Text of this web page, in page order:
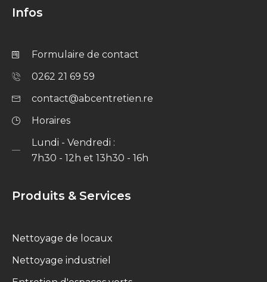
Infos
Formulaire de contact
0262 21 69 59
contact@abcentretien.re
Horaires
Lundi - Vendredi :
7h30 - 12h et 13h30 - 16h
Produits & Services
Nettoyage de locaux
Nettoyage industriel